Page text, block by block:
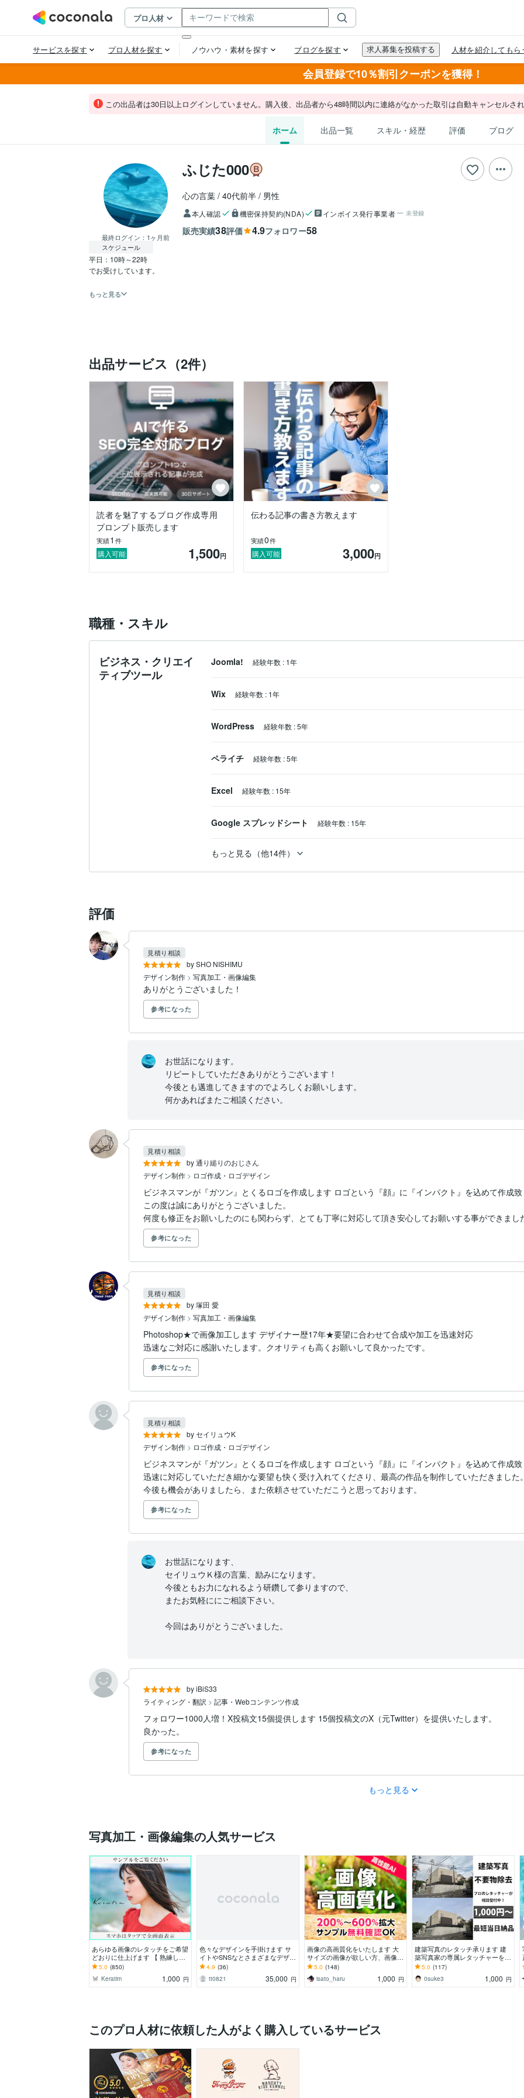
会員登録で10％割引クーポンを獲得！
この出品者は30日以上ログインしていません。購入後、出品者から48時間以内に連絡がなかった取引は自動キャンセルさ
ホーム 出品一覧 スキル・経歴 評価 ブログ
最終ログイン： 1ヶ月前
ふじた000
心の言葉 40代前半 男性
本人確認 機密保持契約(NDA) インボイス発行事業者 未登録
販売実績38評価 4.9フォロワー58
スケジュール
平日：10時～22時
でお受けしています。
もっと見る
出品サービス（2件）
読者を魅了するブログ作成専用
プロンプト販売します
実績1 件
購入可能 1,500円
伝わる記事の書き方教えます
実績0件
購入可能 3,000円
職種・スキル
ビジネス・クリエイ
ティブツール
Joomla! 経験年数 : 1年
Wix 経験年数 : 1年
WordPress 経験年数 :5年
ペライチ 経験年数 :5年
Excel 経験年数 : 15年
Google スプレッドシート 経験年数 : 15年
もっと見る（他14件）
評価
by SHO NISHIMU
見積り相談
デザイン制作 > 写真加工・画像編集
ありがとうございました！
参考になった
お世話になります。
リピートしていただきありがとうございます！
今後とも邁進してきますのでよろしくお願いします。
何かあればまたご相談ください。
by 通り縋りのおじさん
見積り相談
デザイン制作 > ロゴ作成・ロゴデザイン
ビジネスマンが『ガツン』とくるロゴを作成します ロゴという『顔』に『インパクト』を込めて作成
この度は誠にありがとうございました。
何度も修正をお願いしたのにも関わらず、とても丁寧に対応して頂き安心してお願いする事ができまし
参考になった
by 塚田 愛
見積り相談
デザイン制作 > 写真加工・画像編集
Photoshop★で画像加工します デザイナー歴17年★要望に合わせて合成や加工を迅速対応
迅速なご対応に感謝いたします。クオリティも高くお願いして良かったです。
参考になった
by セイリュウK
見積り相談
デザイン制作 > ロゴ作成・ロゴデザイン
ビジネスマンが『ガツン』とくるロゴを作成します ロゴという『顔』に『インパクト』を込めて作成
迅速に対応していただき細かな要望も快く受け入れてくださり、最高の作品を制作していただきました
今後も機会がありましたら、また依頼させていただこうと思っております。
参考になった
お世話になります、
セイリュウＫ様の言葉、励みになります。
今後ともお力になれるよう研鑽して参りますので、
またお気軽ににご相談下さい。
by iBiS33
ライティング・翻訳 > 記事・Webコンテンツ作成
フォロワー1000人増！X投稿文15個提供します 15個投稿文のX（元Twitter）を提供いたします。
良かった。
参考になった
もっと見る
写真加工・画像編集の人気サービス
あらゆる画像のレタッチをご希望
どおりに仕上げます 【 熟練した
技術を持つプロのレタッチで安心
のクオリティ 】
5.0 (850)
Keratim
1,000 円
色々なデザインを手掛けます サ
イトやSNSなとさまざまなデザイ
ンを手掛けてます。
4.9 (36)
tt0821
35,000 円
画像の高画質化をいたします 大
サイズの画像が欲しい方、画像を
より綺麗にしたい方に
5.0 (148)
isato_haru
1,000 円
建築写真のレタッチ承ります 建
築写真家の専属レタッチャーをし
てます。
5.0 (117)
0suke3
1,000 円
このプロ人材に依頼した人がよく購入しているサービス